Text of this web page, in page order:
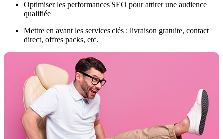
Optimiser les performances SEO pour attirer une audience
qualifiée
Mettre en avant les services clés : livraison gratuite, contact
direct, offres packs, etc.